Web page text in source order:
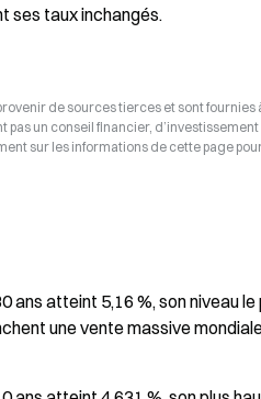
ses taux inchangés.
de sources tierces et sont
pas un conseil financier,
sur les informations de cette page
ans atteint 5,16 %, son niveau
une vente massive